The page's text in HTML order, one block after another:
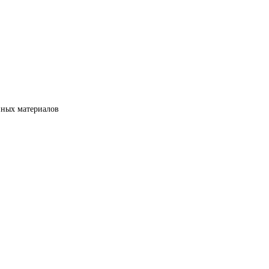
материалов